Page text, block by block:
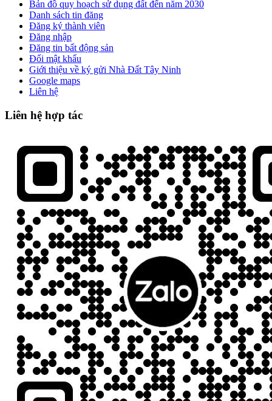
Bản đồ quy hoạch sử dụng đất đến năm 2030
Danh sách tin đăng
Đăng ký thành viên
Đăng nhập
Đăng tin bất động sản
Đổi mật khẩu
Giới thiệu về ký gửi Nhà Đất Tây Ninh
Google maps
Liên hệ
Liên hệ hợp tác